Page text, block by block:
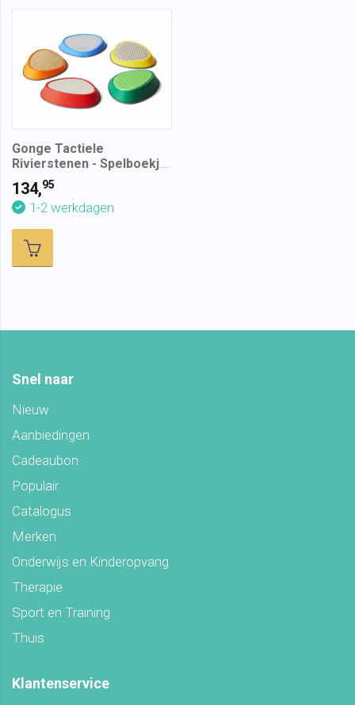
Gonge Tactiele
Rivierstenen - Spelboekje
cadeau
134,95
1-2 werkdagen
Snel naar
Nieuw
Aanbiedingen
Cadeaubon
Populair
Catalogus
Merken
Onderwijs en Kinderopvang
Therapie
Sport en Training
Thuis
Klantenservice